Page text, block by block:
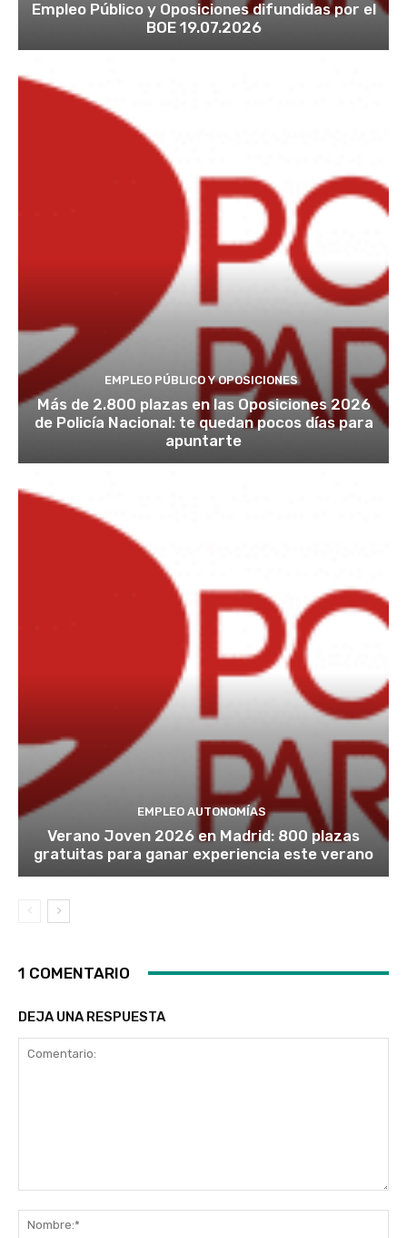
Empleo Público y Oposiciones difundidas por el
BOE 19.07.2026
EMPLEO PÚBLICO Y OPOSICIONES
Más de 2.800 plazas en las Oposiciones 2026
de Policía Nacional: te quedan pocos días para
apuntarte
EMPLEO AUTONOMÍAS
Verano Joven 2026 en Madrid: 800 plazas
gratuitas para ganar experiencia este verano
1 COMENTARIO
DEJA UNA RESPUESTA